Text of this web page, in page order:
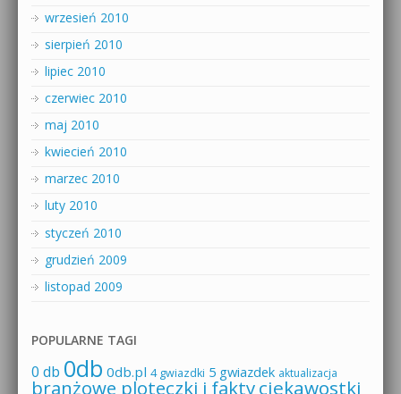
wrzesień 2010
sierpień 2010
lipiec 2010
czerwiec 2010
maj 2010
kwiecień 2010
marzec 2010
luty 2010
styczeń 2010
grudzień 2009
listopad 2009
POPULARNE TAGI
0 db 0db 0db.pl 4 gwiazdki 5 gwiazdek aktualizacja
branżowe ploteczki i faktyciekawostki